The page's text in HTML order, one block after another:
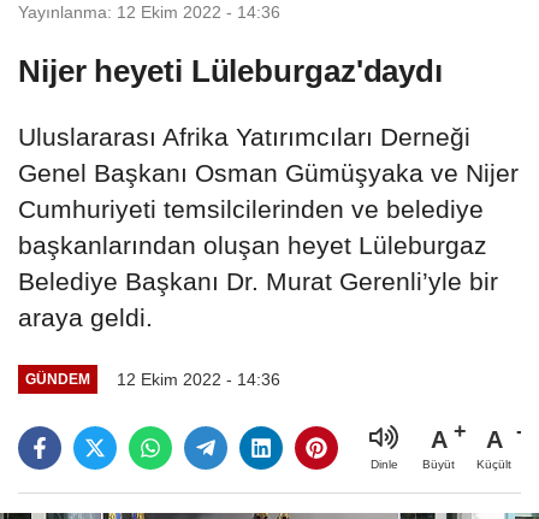
Yayınlanma: 12 Ekim 2022 - 14:36
Nijer heyeti Lüleburgaz'daydı
Uluslararası Afrika Yatırımcıları Derneği
Genel Başkanı Osman Gümüşyaka ve Nijer
Cumhuriyeti temsilcilerinden ve belediye
başkanlarından oluşan heyet Lüleburgaz
Belediye Başkanı Dr. Murat Gerenli’yle bir
araya geldi.
GÜNDEM 12 Ekim 2022 - 14:36
Dinle
A
Büyüt
A
Küçült